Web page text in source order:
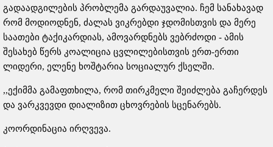
გადაადგილების პრობლემა გარდაუვალია. ჩემ სანახავად
რომ მოდიოდნენ, ძალას ვიკრებდი ჯდომისთვის და მერე
საათები ტაქიკარდიას, ამოვარდნებს ვებრძოდი - ამის
შესახებ წერს კოალიცია ცვლილებისთვის ერთ-ერთი
ლიდერი, ელენე ხოშტარია სოციალურ ქსელში.
,,ექიმმა გამაფთხილა, რომ თირკმელი შეიძლება გაჩერდეს
და ვარკვევდი დიალიზით ცხოვრების სცენარებს.
კოორდინაცია ირღვევა.